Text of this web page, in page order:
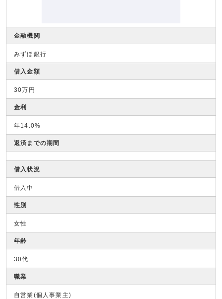
金融機関
みずほ銀行
借入金額
30万円
金利
年14.0%
返済までの期間
借入状況
借入中
性別
女性
年齢
30代
職業
自営業(個人事業主)